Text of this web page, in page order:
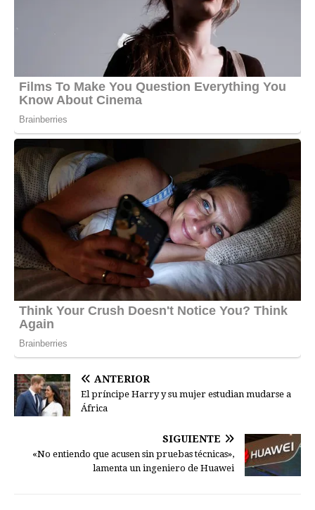
ANTERIOR
El príncipe Harry y su mujer estudian mudarse a
África
SIGUIENTE
«No entiendo que acusen sin pruebas técnicas»,
lamenta un ingeniero de Huawei